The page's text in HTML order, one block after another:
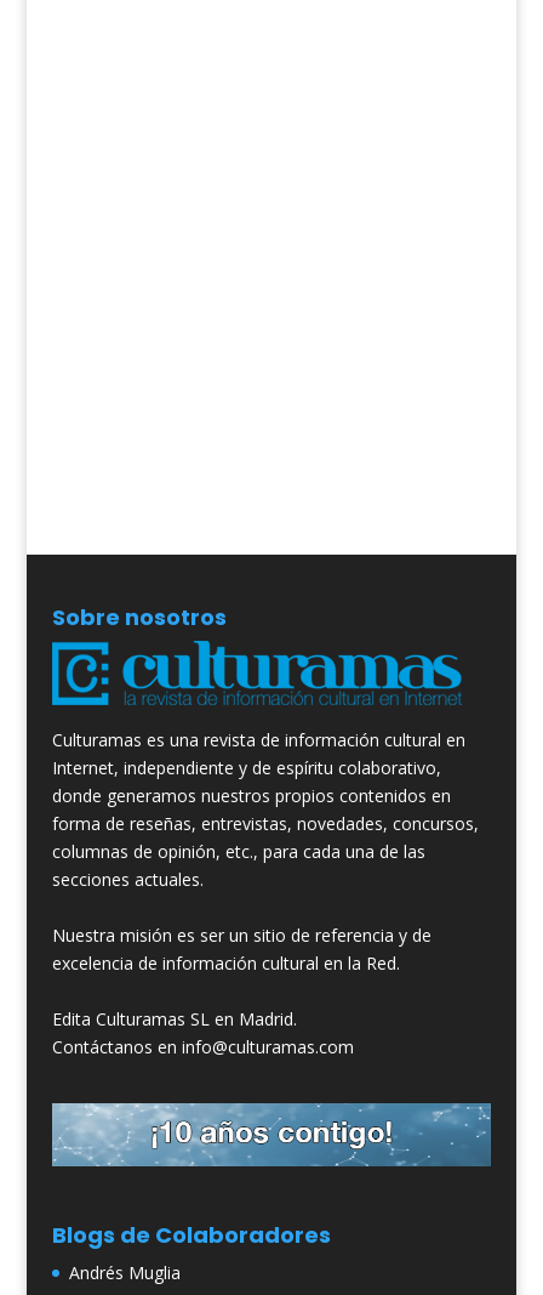
Sobre nosotros
Culturamas es una revista de información cultural en
Internet, independiente y de espíritu colaborativo,
donde generamos nuestros propios contenidos en
forma de reseñas, entrevistas, novedades, concursos,
columnas de opinión, etc., para cada una de las
secciones actuales.
Nuestra misión es ser un sitio de referencia y de
excelencia de información cultural en la Red.
Edita Culturamas SL en Madrid.
Contáctanos en info@culturamas.com
Blogs de Colaboradores
Andrés Muglia